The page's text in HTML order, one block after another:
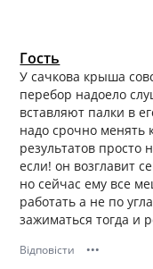
Гость
У сачкова крыша
перебор надоело
вставляют палки в
надо срочно менять
результатов
если! он возглавит
но сейчас ему все
работать а не по
зажиматься тогда и
Відповісти •••